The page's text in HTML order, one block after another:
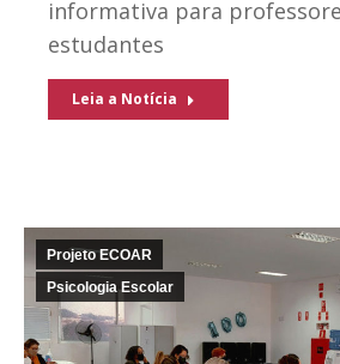
informativa para
estudantes
Leia a Notícia
Projeto ECOAR
Psicologia Escolar